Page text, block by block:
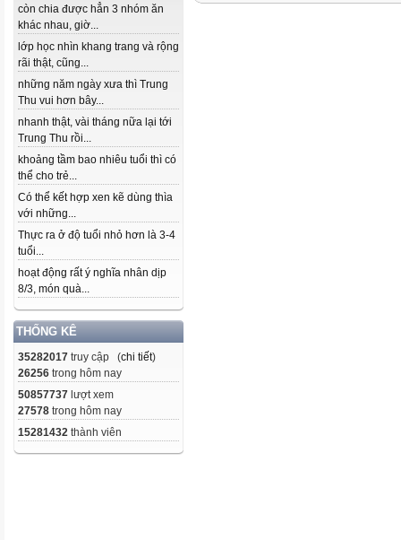
còn chia được hẳn 3 nhóm ăn
khác nhau, giờ...
lớp học nhìn khang trang và rộng
rãi thật, cũng...
những năm ngày xưa thì Trung
Thu vui hơn bây...
nhanh thật, vài tháng nữa lại tới
Trung Thu rồi...
khoảng tầm bao nhiêu tuổi thì có
thể cho trẻ...
Có thể kết hợp xen kẽ dùng thìa
với những...
Thực ra ở độ tuổi nhỏ hơn là 3-4
tuổi...
hoạt động rất ý nghĩa nhân dịp
8/3, món quà...
THỐNG KÊ
35282017 truy cập (chi tiết)
26256 trong hôm nay
50857737 lượt xem
27578 trong hôm nay
15281432 thành viên